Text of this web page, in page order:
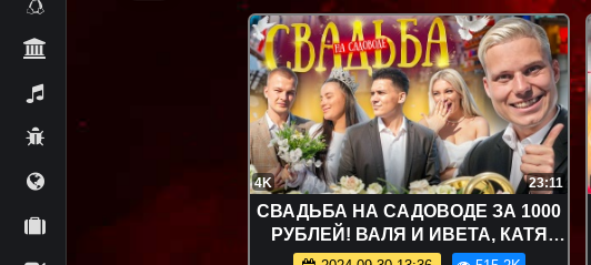
4K 23:11
СВАДЬБА НА САДОВОДЕ ЗА 1000
РУБЛЕЙ! ВАЛЯ И ИВЕТА, КАТЯ
ШКУРО ДИМА КОЗЛОВ